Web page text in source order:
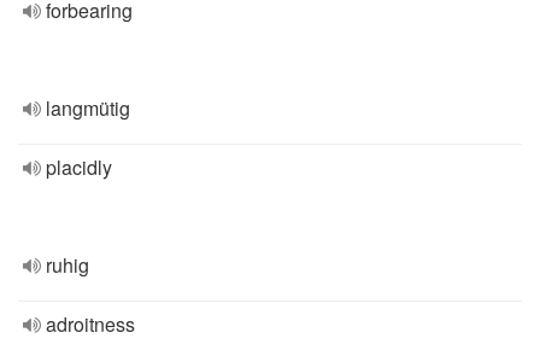
forbearing
langmütig
placidly
ruhig
adroitness